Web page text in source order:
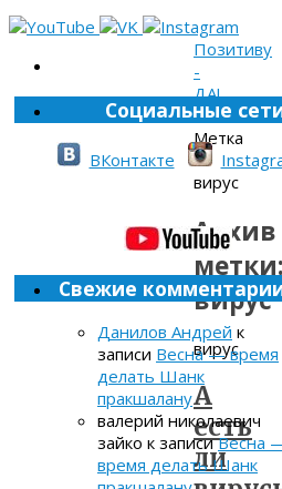
Позитиву
-
ДА!
»
Метка
»
вирус
Архив
метки:
вирус
вирус
А
есть
ли
Социальные
ВКонтакте
Свежие
Данилов Андрей к
записи Весна — время
делать Шанк
пракшалану
валерий николаевич
зайко к записиВесна
время делать Шанк